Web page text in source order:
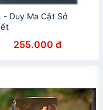
- Duy Ma Cật Sở
255.000 đ